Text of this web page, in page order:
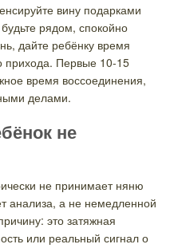
вину подарками
рядом, спокойно
дайте ребёнку время
прихода. Первые 10-15
время воссоединения,
делами.
не
не принимает няню
анализа, а не немедленной
это затяжная
или реальный сигнал о